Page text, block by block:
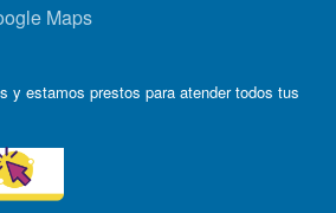
Maps
y estamos prestos para atender todos tus